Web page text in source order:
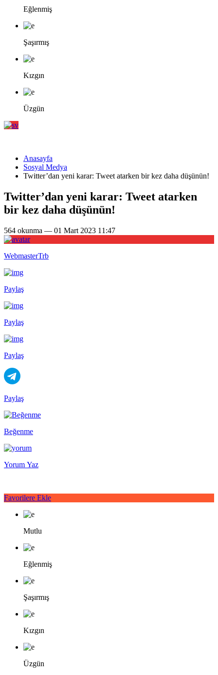
Eğlenmiş
Şaşırmış
Kızgın
Üzgün
Anasayfa
Sosyal Medya
Twitter’dan yeni karar: Tweet atarken bir kez daha düşünün!
Twitter’dan yeni karar: Tweet atarken
bir kez daha düşünün!
564 okunma — 01 Mart 2023 11:47
WebmasterTrb
Paylaş
Paylaş
Paylaş
Paylaş
Beğenme
Yorum Yaz
Favorilere Ekle
Mutlu
Eğlenmiş
Şaşırmış
Kızgın
Üzgün